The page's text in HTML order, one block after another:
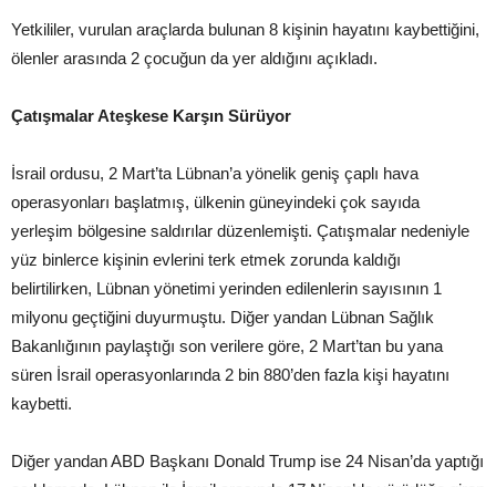
Yetkililer, vurulan araçlarda bulunan 8 kişinin hayatını kaybettiğini,
ölenler arasında 2 çocuğun da yer aldığını açıkladı.
Çatışmalar Ateşkese Karşın Sürüyor
İsrail ordusu, 2 Mart’ta Lübnan’a yönelik geniş çaplı hava
operasyonları başlatmış, ülkenin güneyindeki çok sayıda
yerleşim bölgesine saldırılar düzenlemişti. Çatışmalar nedeniyle
yüz binlerce kişinin evlerini terk etmek zorunda kaldığı
belirtilirken, Lübnan yönetimi yerinden edilenlerin sayısının 1
milyonu geçtiğini duyurmuştu. Diğer yandan Lübnan Sağlık
Bakanlığının paylaştığı son verilere göre, 2 Mart’tan bu yana
süren İsrail operasyonlarında 2 bin 880’den fazla kişi hayatını
kaybetti.
Diğer yandan ABD Başkanı Donald Trump ise 24 Nisan’da yaptığı